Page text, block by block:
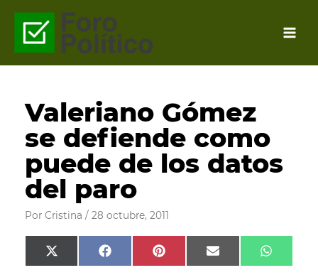
contenido
Valeriano Gómez
se defiende como
puede de los datos
del paro
Por Cristina / 28 octubre, 2011
Compartir
en
X
(
Compartir
en
F
a
Compartir
en
P
i
Compartir
en
E
m
en
W
h